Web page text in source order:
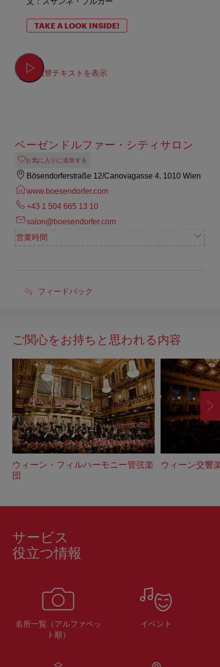
TAKE A LOOK INSIDE!
代替テキストを表示
ベーゼンドルファー・シティサロン
お気に入りに追加する
Bösendorferstraße 12/Canovagasse 4, 1010 Wien
www.boesendorfer.com
+43 1 504 665 13 10
salon@boesendorfer.com
営業時間
フ
ド
ッ
ク
フィードバック
ご関心をお持ちと思われる内容
ウィーン・フィルハーモニー管弦楽
団
ウィーン交響
進
む
サービス
役立つ情報
名所一覧（アルファベッ
ト順）
イベント